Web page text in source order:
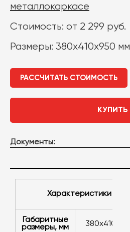
металлокаркасе
Стоимость: от 2 299 руб.
Размеры: 380x410x950 мм
РАССЧИТАТЬ СТОИМОСТЬ
КУПИТЬ
Документы:
Характеристики
размеры, мм
380x410x950